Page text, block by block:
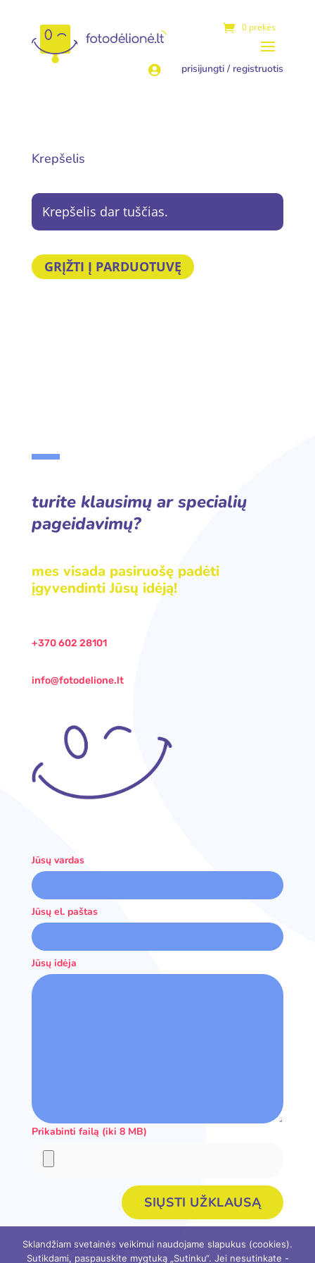
0 prekės
 prisijungti / registruotis
Krepšelis
Krepšelis dar tuščias.
GRĮŽTI Į PARDUOTUVĘ
turite klausimų ar specialių
pageidavimų?
mes visada pasiruošę padėti
įgyvendinti Jūsų idėją!
+370 602 28101
info@fotodelione.lt
Jūsų vardas
Jūsų el. paštas
Jūsų idėja
Prikabinti failą (iki 8 MB)
PRIVATUMAS, SĄLYGOS
Sklandžiam svetainės veikimui naudojame slapukus (cookies).
Sutikdami, paspauskite mygtuką „Sutinku“. Jei nesutinkate -